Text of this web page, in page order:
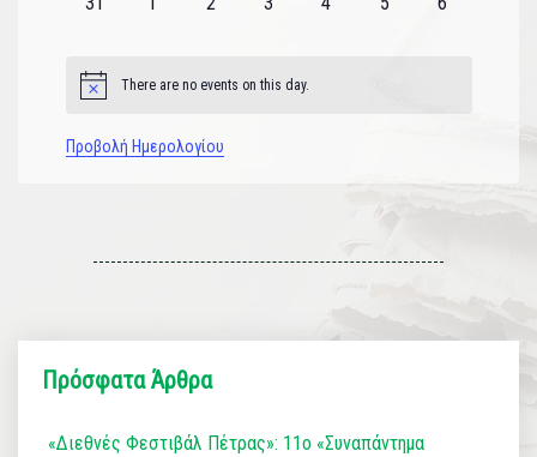
Notice There are no events on this day.
Προβολή Ημερολογίου
Πρόσφατα Άρθρα
«Διεθνές Φεστιβάλ Πέτρας»: 11ο «Συναπάντημα